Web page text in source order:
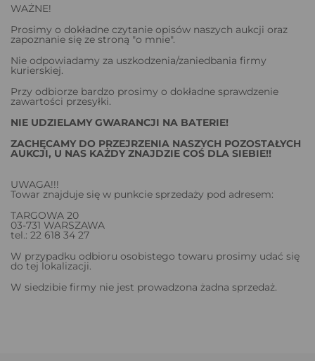
WAŻNE!
Prosimy o dokładne czytanie opisów naszych aukcji oraz
zapoznanie się ze stroną "o mnie".
Nie odpowiadamy za uszkodzenia/zaniedbania firmy
kurierskiej.
Przy odbiorze bardzo prosimy o dokładne sprawdzenie
zawartości przesyłki.
NIE UDZIELAMY GWARANCJI NA BATERIE!
ZACHĘCAMY DO PRZEJRZENIA NASZYCH POZOSTAŁYCH
AUKCJI, U NAS KAŻDY ZNAJDZIE COŚ DLA SIEBIE!!
UWAGA!!!
Towar znajduje się w punkcie sprzedaży pod adresem:
TARGOWA 20
03-731 WARSZAWA
tel.: 22 618 34 27
W przypadku odbioru osobistego towaru prosimy udać się
do tej lokalizacji.
W siedzibie firmy nie jest prowadzona żadna sprzedaż.